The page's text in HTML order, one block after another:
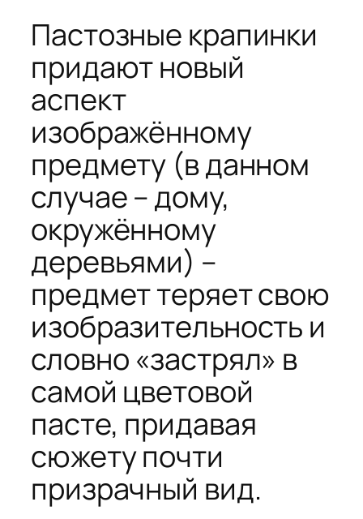
Пастозные крапинки
придают новый
аспект
изображённому
предмету (в данном
случае – дому,
окружённому
деревьями) –
предмет теряет свою
изобразительность и
словно «застрял» в
самой цветовой
пасте, придавая
сюжету почти
призрачный вид.